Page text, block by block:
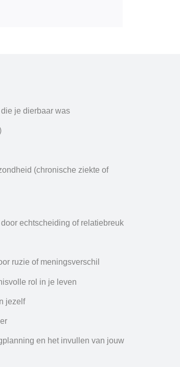
je dierbaar was
(chronische ziekte of
echtscheiding of relatiebreuk
ruzie of meningsverschil
rol in je leven
jezelf
en het invullen van jouw